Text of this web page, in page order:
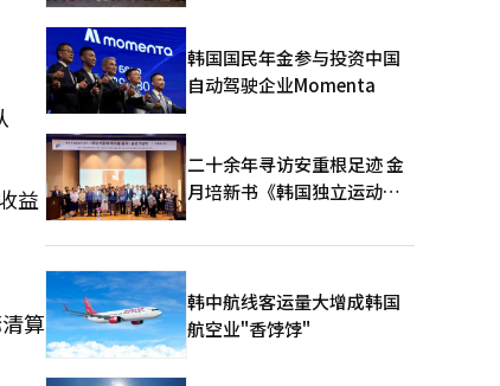
益
算
韩国国民年金参与投资中国
自动驾驶企业Momenta
二十余年寻访安重根足迹 金
月培新书《韩国独立运动圣
版
韩中航线客运量大增成韩国
航空业"香饽饽"